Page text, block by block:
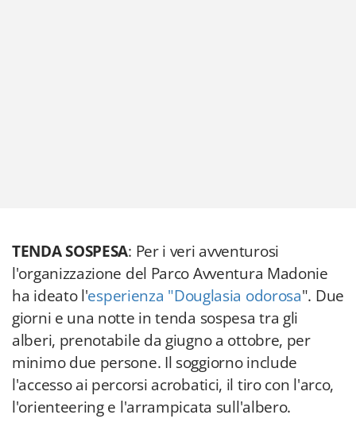
TENDA SOSPESA: Per i veri avventurosi
l'organizzazione del Parco Avventura Madonie
ha ideato l'esperienza "Douglasia odorosa". Due
giorni e una notte in tenda sospesa tra gli
alberi, prenotabile da giugno a ottobre, per
minimo due persone. Il soggiorno include
l'accesso ai percorsi acrobatici, il tiro con l'arco,
l'orienteering e l'arrampicata sull'albero.